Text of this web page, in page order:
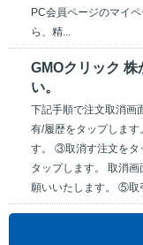
PC会員ページのマイ
ら、精...
GMOクリック 株
い。
下記手順で注文取消画
有/履歴をタップしま
す。 ③取消す注文をタ
タップします。 取消
願いいたします。 ⑤取